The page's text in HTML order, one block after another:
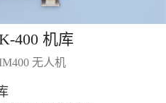
400 机库
无人机